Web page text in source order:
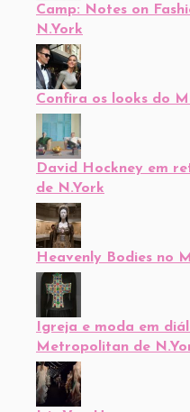
Camp: Notes on
N.York
Confira os looks do
David Hockney em
de N.York
Heavenly Bodies no
Igreja e moda em
Metropolitan de